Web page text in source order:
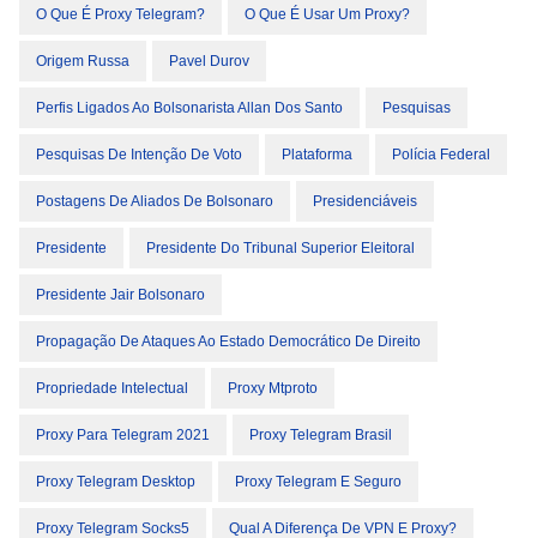
O Que É Proxy Telegram? O Que É Usar Um Proxy?
Origem Russa Pavel Durov
Perfis Ligados Ao Bolsonarista Allan Dos Santo Pesquisas
Pesquisas De Intenção De Voto Plataforma Polícia Federal
Postagens De Aliados De Bolsonaro Presidenciáveis
Presidente Presidente Do Tribunal Superior Eleitoral
Presidente Jair Bolsonaro
Propagação De Ataques Ao Estado Democrático De Direito
Propriedade Intelectual Proxy Mtproto
Proxy Para Telegram 2021 Proxy Telegram Brasil
Proxy Telegram Desktop Proxy Telegram E Seguro
Proxy Telegram Socks5 Qual A Diferença De VPN E Proxy?